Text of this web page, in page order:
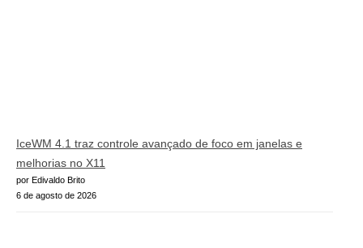
IceWM 4.1 traz controle avançado de foco em janelas e
melhorias no X11
por Edivaldo Brito
6 de agosto de 2026